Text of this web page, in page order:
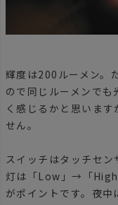
輝度は200ルーメン。
ので同じルーメンで
く感じるかと思いま
せん。
スイッチはタッチセ
灯は「Low」→「
がポイントです。夜